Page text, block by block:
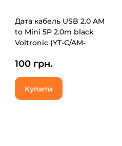
Дата кабель USB 2.0 AM
to Mini 5P 2.0m black
Voltronic (YT-C/AM-
100 грн.
Купити